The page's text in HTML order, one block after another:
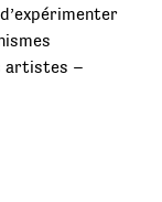
artistes –